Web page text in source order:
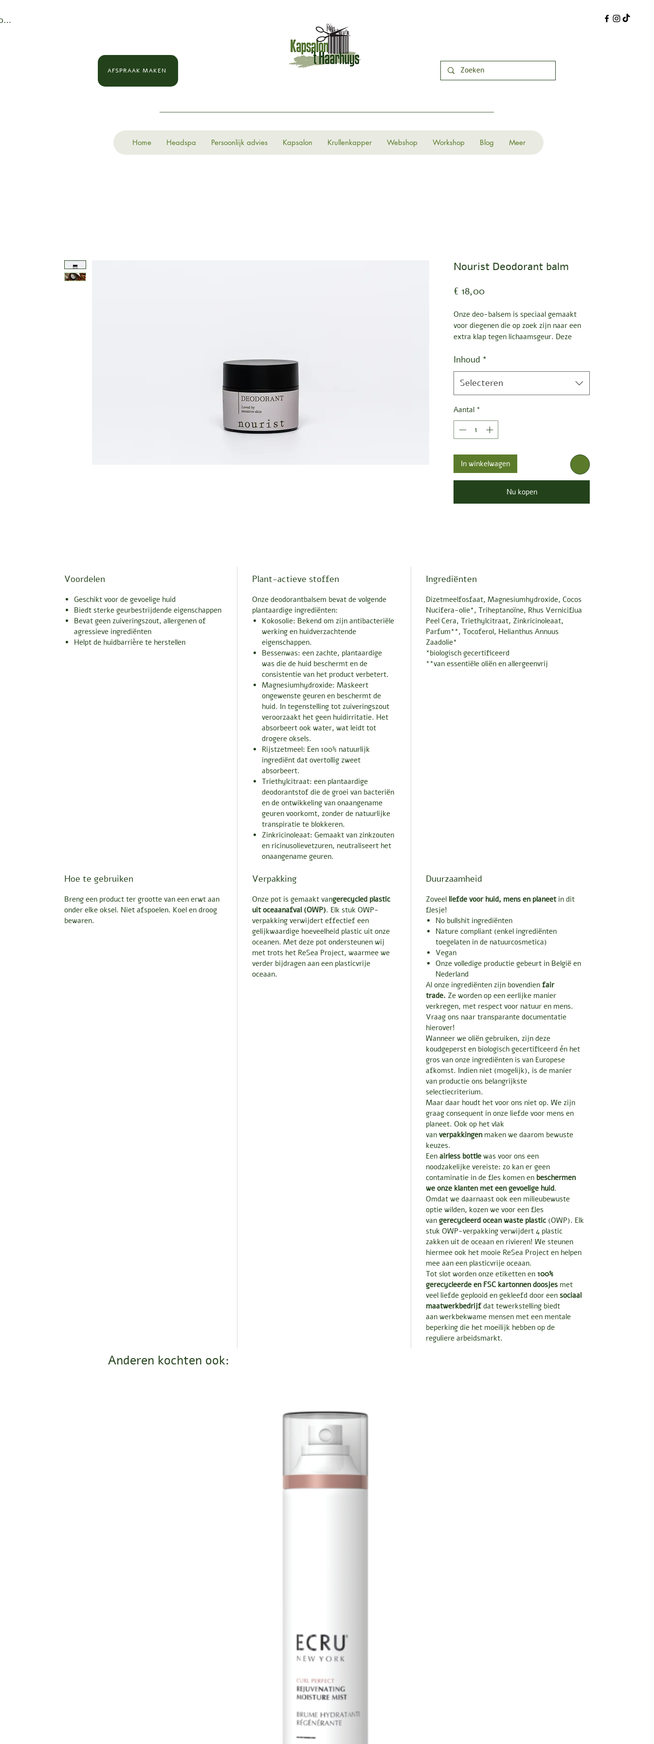
AFSPRAAK MAKEN
Home Headspa Persoonlijk advies Kapsalon Krullenkapper Webshop Workshop Blog Meer
Nourist Deodorant balm
€ 18,00Prijs
Onze deo-balsem is speciaal gemaakt
voor diegenen die op zoek zijn naar een
extra klap tegen lichaamsgeur. Deze
zijn roller-tegenhanger, van de rest door
zuiveringszout en alcohol uit te sluiten. In
plaats daarvan bevat het een krachtige
combinatie van natuurlijke
Inhoud *
Selecteren
Aantal *
In winkelwagen
Nu kopen
Voordelen
Geschikt voor de gevoelige huid
Biedt sterke geurbestrijdende eigenschappen
Bevat geen zuiveringszout, allergenen of
agressieve ingrediënten
Helpt de huidbarrière te herstellen
Plant-actieve stoffen
Onze deodorantbalsem bevat de volgende
plantaardige ingrediënten:
Kokosolie: Bekend om zijn antibacteriële
werking en huidverzachtende
eigenschappen.
Bessenwas: een zachte, plantaardige
was die de huid beschermt en de
consistentie van het product verbetert.
Magnesiumhydroxide: Maskeert
ongewenste geuren en beschermt de
huid. In tegenstelling tot zuiveringszout
veroorzaakt het geen huidirritatie. Het
absorbeert ook water, wat leidt tot
drogere oksels.
Rijstzetmeel: Een 100% natuurlijk
ingrediënt dat overtollig zweet
absorbeert.
Triethylcitraat: een plantaardige
deodorantstof die de groei van bacteriën
en de ontwikkeling van onaangename
geuren voorkomt, zonder de natuurlijke
transpiratie te blokkeren.
Zinkricinoleaat: Gemaakt van zinkzouten
en ricinusolievetzuren, neutraliseert het
onaangename geuren.
Ingrediënten
Dizetmeelfosfaat, Magnesiumhydroxide, Cocos
Nucifera-olie*, Triheptanoïne, Rhus Verniciflua
Peel Cera, Triethylcitraat, Zinkricinoleaat,
Parfum**, Tocoferol, Helianthus Annuus
Zaadolie*
*biologisch gecertificeerd
**van essentiële oliën en allergeenvrij
Hoe te gebruiken
Breng een product ter grootte van een erwt aan
onder elke oksel. Niet afspoelen. Koel en droog
bewaren.
Verpakking
Onze pot is gemaakt vangerecycled plastic
uit oceaanafval (OWP). Elk stuk OWP-
verpakking verwijdert effectief een
gelijkwaardige hoeveelheid plastic uit onze
oceanen. Met deze pot ondersteunen wij
met trots het ReSea Project, waarmee we
verder bijdragen aan een plasticvrije
oceaan.
Duurzaamheid
Zoveel liefde voor huid, mens en planeetin dit
flesje!
No bullshit ingrediënten
Nature compliant (enkel ingrediënten
toegelaten in de natuurcosmetica)
Vegan
Onze volledige productie gebeurt in België en
Nederland
Al onze ingrediënten zijn bovendien fair
trade. Ze worden op een eerlijke manier
verkregen, met respect voor natuur en mens.
Vraag ons naar transparante documentatie
hierover!
Wanneer we oliën gebruiken, zijn deze
koudgeperst en biologisch gecertificeerd én het
gros van onze ingrediënten is van Europese
afkomst. Indien niet (mogelijk), is de manier
van productie ons belangrijkste
selectiecriterium.
Maar daar houdt het voor ons niet op. We zijn
graag consequent in onze liefde voor mens en
planeet. Ook op het vlak
van verpakkingenmaken we daarom bewuste
keuzes.
Een airless bottlewas voor ons een
noodzakelijke vereiste: zo kan er geen
contaminatie in de fles komen en beschermen
we onze klanten met een gevoelige huid.
Omdat we daarnaast ook een milieubewuste
optie wilden, kozen we voor een fles
van gerecycleerd ocean waste plastic(OWP). Elk
stuk OWP-verpakking verwijdert 4 plastic
zakken uit de oceaan en rivieren! We steunen
hiermee ook het mooie ReSea Project en helpen
mee aan een plasticvrije oceaan.
Tot slot worden onze etiketten en 100%
gerecycleerde en FSC kartonnen doosjesmet
veel liefde geplooid en gekleefd door een sociaal
maatwerkbedrijfdat tewerkstelling biedt
aan werkbekwame mensen met een mentale
beperking die het moeilijk hebben op de
reguliere arbeidsmarkt.
Anderen kochten ook: